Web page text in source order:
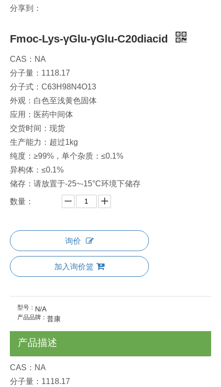
分享到：
Fmoc-Lys-γGlu-γGlu-C20diacid
CAS：NA
分子量：1118.17
分子式：C63H98N4O13
外观：白色至浅黄色固体
应用：医药中间体
交货时间：现货
生产能力：超过1kg
纯度：≥99%，单个杂质：≤0.1%
异构体：≤0.1%
储存：请放置于-25~-15°C环境下储存
数量：
询价
加入询价篮
型号： N/A
产品品牌： 普康
产品描述
CAS：NA
分子量：1118.17